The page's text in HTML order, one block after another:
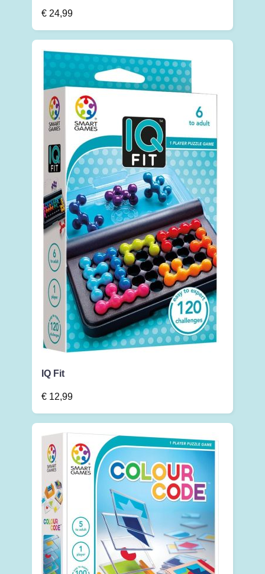
€ 24,99
IQ Fit
€ 12,99